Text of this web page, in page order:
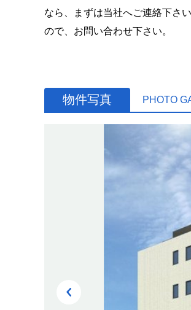
なら、まずは当社へご連絡下さ
ので、お問い合わせ下さい。
物件写真 PHOTO